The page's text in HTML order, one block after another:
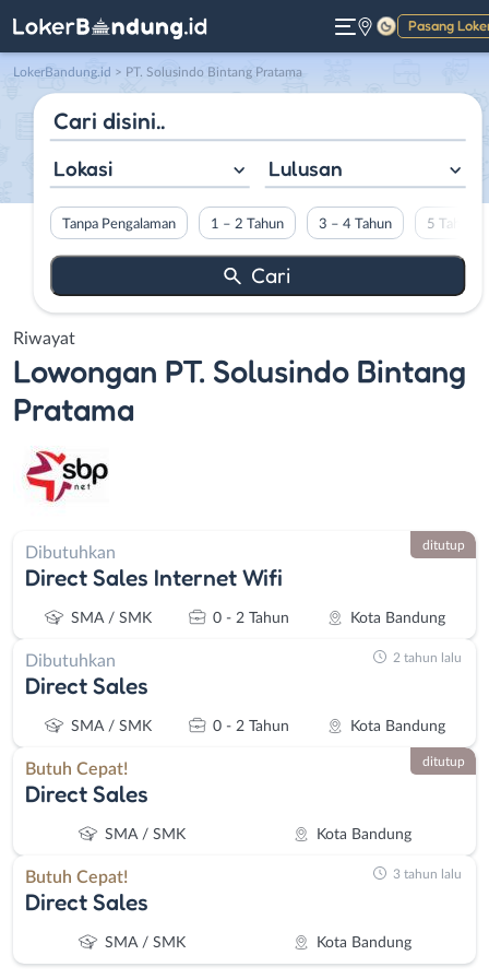
Pasang
Gelap
LokerBandung.id > PT. Solusindo Bintang Pratama
Lokasi Lulusan
Tanpa Pengalaman 1 – 2 Tahun 3 – 4 Tahun 5 Tahun
Riwayat
Lowongan PT. Solusindo Bintang
Pratama
Dibutuhkan
Direct Sales Internet Wifi
SMA / SMK 0 - 2 Tahun Kota Bandung
ditutup
Dibutuhkan
Direct Sales
SMA / SMK 0 - 2 Tahun Kota Bandung
2 tahun lalu
Butuh Cepat!
Direct Sales
SMA / SMK Kota Bandung
ditutup
Butuh Cepat!
Direct Sales
SMA / SMK Kota Bandung
3 tahun lalu